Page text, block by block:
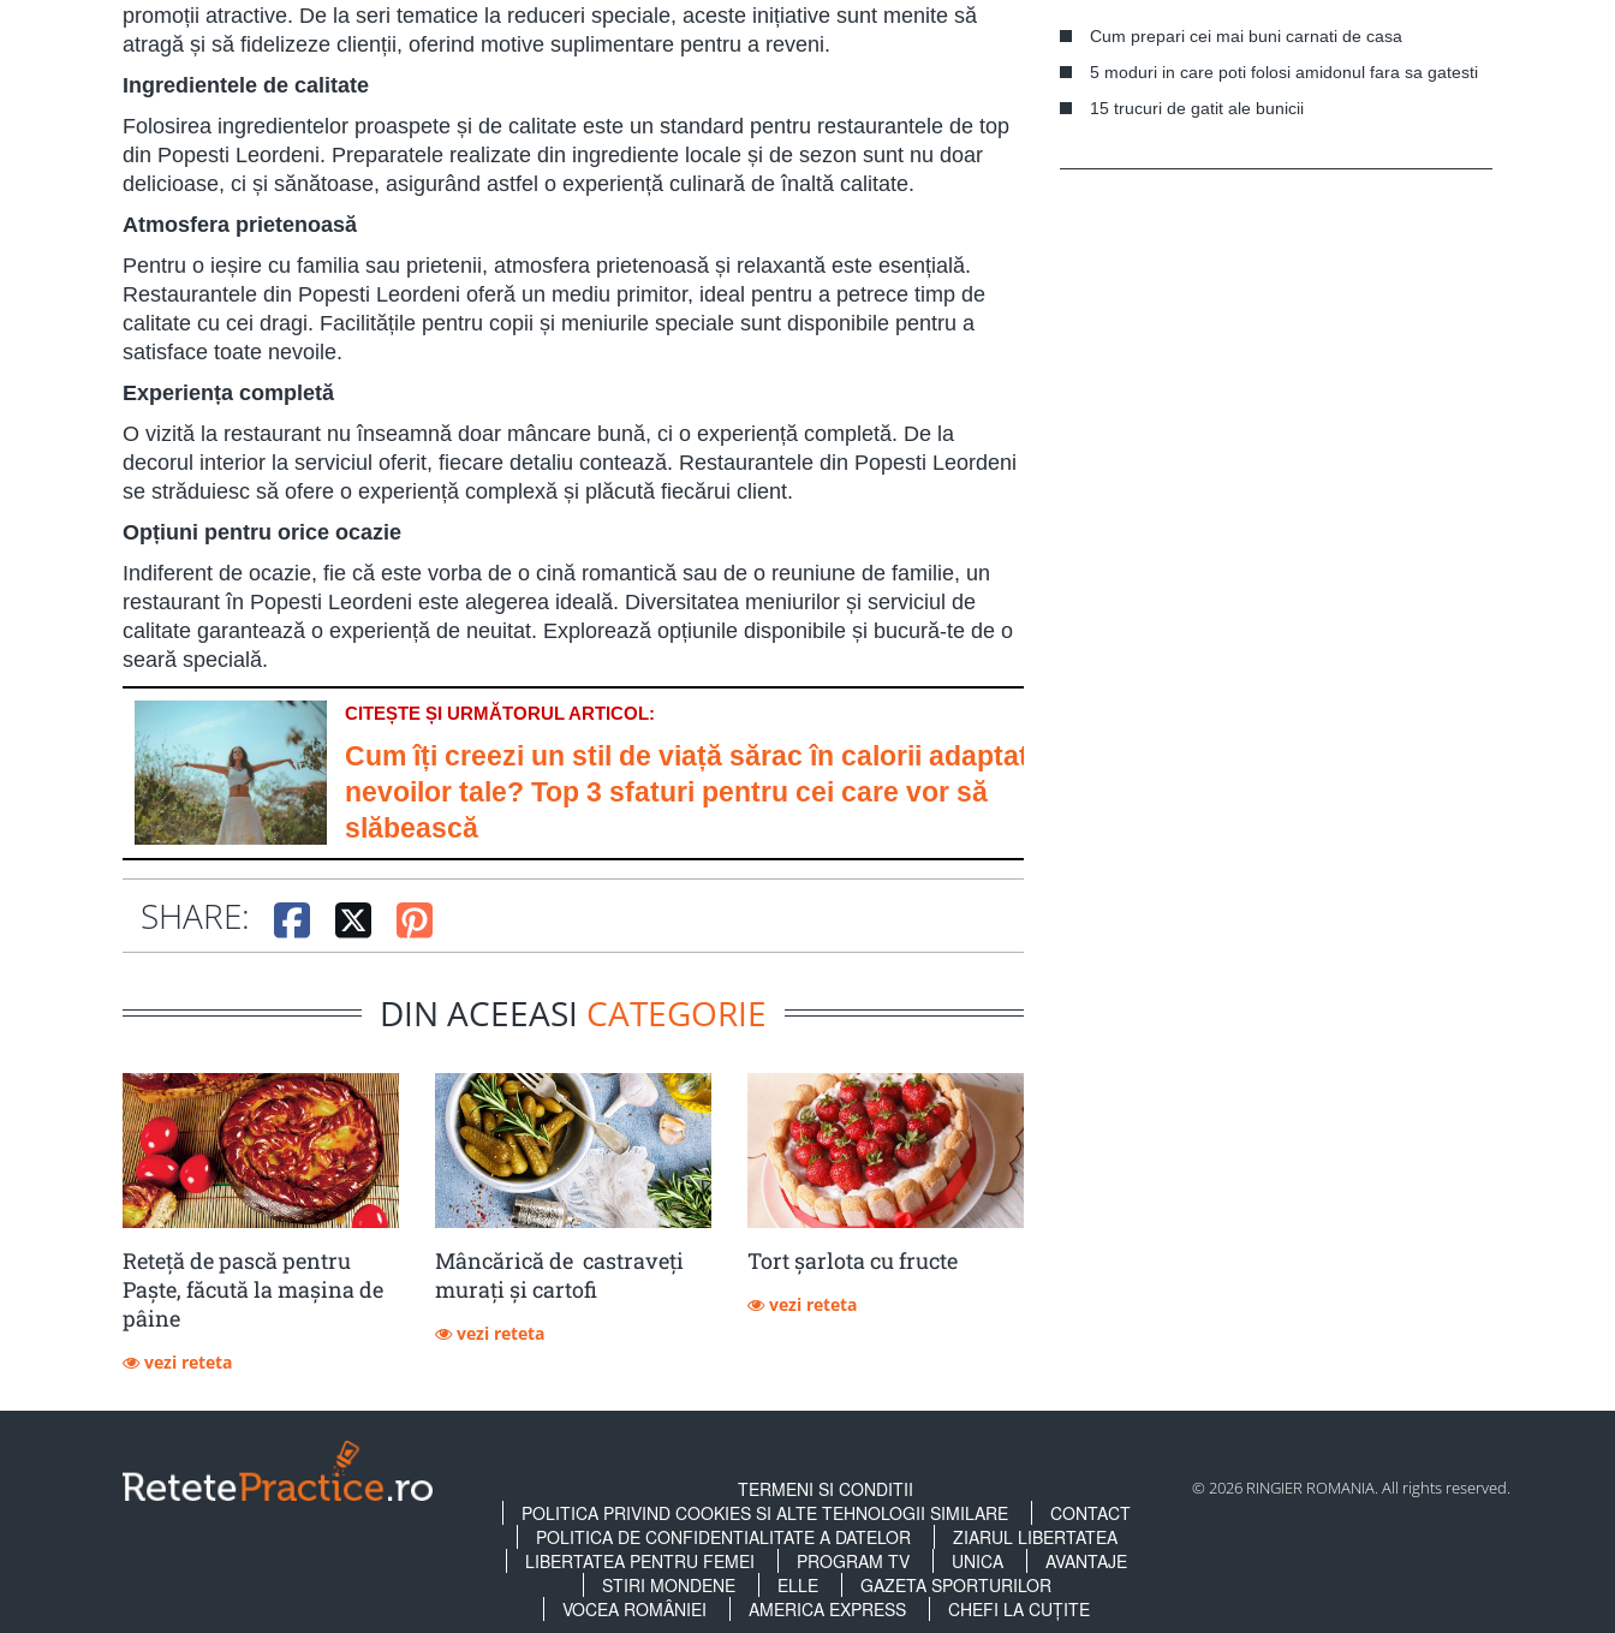
promoții atractive. De la seri tematice la reduceri speciale, aceste inițiative sunt menite să
atragă și să fidelizeze clienții, oferind motive suplimentare pentru a reveni.
Ingredientele de calitate
Folosirea ingredientelor proaspete și de calitate este un standard pentru restaurantele de top
din Popesti Leordeni. Preparatele realizate din ingrediente locale și de sezon sunt nu doar
delicioase, ci și sănătoase, asigurând astfel o experiență culinară de înaltă calitate.
Atmosfera prietenoasă
Pentru o ieșire cu familia sau prietenii, atmosfera prietenoasă și relaxantă este esențială.
Restaurantele din Popesti Leordeni oferă un mediu primitor, ideal pentru a petrece timp de
calitate cu cei dragi. Facilitățile pentru copii și meniurile speciale sunt disponibile pentru a
satisface toate nevoile.
Experiența completă
O vizită la restaurant nu înseamnă doar mâncare bună, ci o experiență completă. De la
decorul interior la serviciul oferit, fiecare detaliu contează. Restaurantele din Popesti Leordeni
se străduiesc să ofere o experiență complexă și plăcută fiecărui client.
Opțiuni pentru orice ocazie
Indiferent de ocazie, fie că este vorba de o cină romantică sau de o reuniune de familie, un
restaurant în Popesti Leordeni este alegerea ideală. Diversitatea meniurilor și serviciul de
calitate garantează o experiență de neuitat. Explorează opțiunile disponibile și bucură-te de o
seară specială.
CITEȘTE ȘI URMĂTORUL ARTICOL:
Cum îți creezi un stil de viață sărac în calorii adaptat
nevoilor tale? Top 3 sfaturi pentru cei care vor să
slăbească
SHARE:
DIN ACEEASI CATEGORIE
Reteță de pască pentru
Paște, făcută la mașina de
pâine
vezi reteta
Mâncărică de castraveţi
muraţi şi cartofi
vezi reteta
Tort șarlota cu fructe
vezi reteta
Cum prepari cei mai buni carnati de casa
5 moduri in care poti folosi amidonul fara sa gatesti
15 trucuri de gatit ale bunicii
TERMENI SI CONDITII
POLITICA PRIVIND COOKIES SI ALTE TEHNOLOGII SIMILARE
CONTACT
POLITICA DE CONFIDENTIALITATE A DATELOR
ZIARUL LIBERTATEA
LIBERTATEA PENTRU FEMEI
PROGRAM TV UNICA
AVANTAJE
STIRI MONDENE
ELLE
GAZETA SPORTURILOR
VOCEA ROMÂNIEI
AMERICA EXPRESS CHEFI LA CUȚITE
© 2026 RINGIER ROMANIA. All rights reserved.